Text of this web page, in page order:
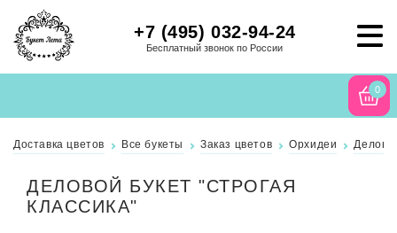
+7 (495) 032-94-24
Бесплатный звонок по России
0
Доставка цветов Все букеты Заказ цветов Орхидеи
ДЕЛОВОЙ БУКЕТ "СТРОГАЯ
КЛАССИКА"